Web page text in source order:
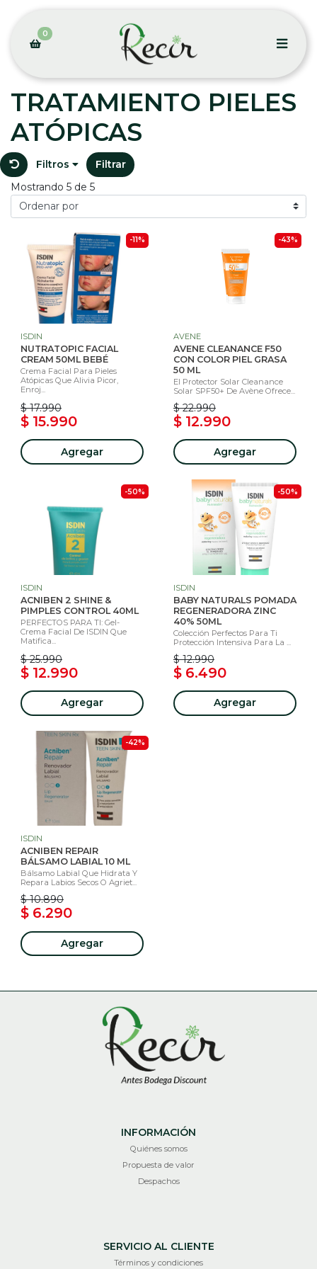
0
TRATAMIENTO PIELES
ATÓPICAS
Filtros
Filtrar
Mostrando 5 de 5
-11%
ISDIN
NUTRATOPIC FACIAL
CREAM 50ML BEBÉ
Crema Facial Para Pieles
Atópicas Que Alivia Picor,
Enroj...
$ 17.990
$ 15.990
Agregar
-43%
AVENE
AVENE CLEANANCE F50
CON COLOR PIEL GRASA
50 ML
El Protector Solar Cleanance
Solar SPF50+ De Avène Ofrece...
$ 22.990
$ 12.990
Agregar
-50%
ISDIN
ACNIBEN 2 SHINE &
PIMPLES CONTROL 40ML
PERFECTOS PARA TI: Gel-
Crema Facial De ISDIN Que
Matifica...
$ 25.990
$ 12.990
Agregar
-50%
ISDIN
BABY NATURALS POMADA
REGENERADORA ZINC
40% 50ML
Colección Perfectos Para Ti
Protección Intensiva Para La ...
$ 12.990
$ 6.490
Agregar
-42%
ISDIN
ACNIBEN REPAIR
BÁLSAMO LABIAL 10 ML
Bálsamo Labial Que Hidrata Y
Repara Labios Secos O Agriet...
$ 10.890
$ 6.290
Agregar
INFORMACIÓN
Quiénes somos
Propuesta de valor
Despachos
SERVICIO AL CLIENTE
Términos y condiciones